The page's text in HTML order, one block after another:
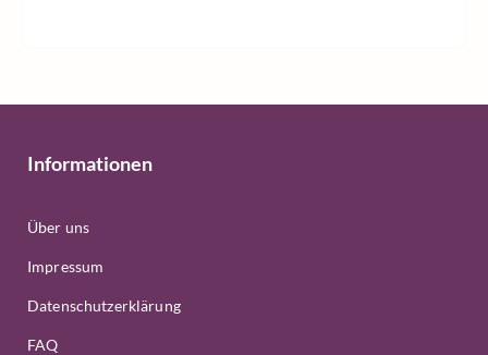
Informationen
Über uns
Impressum
Datenschutzerklärung
FAQ